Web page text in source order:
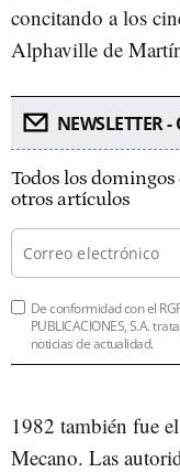
concitando a los
Alphaville de
NEWSLETTER
Todos los
otros artículos
De conformidad con el
PUBLICACIONES, S.A.
noticias de actualidad.
1982 también fue
Mecano. Las